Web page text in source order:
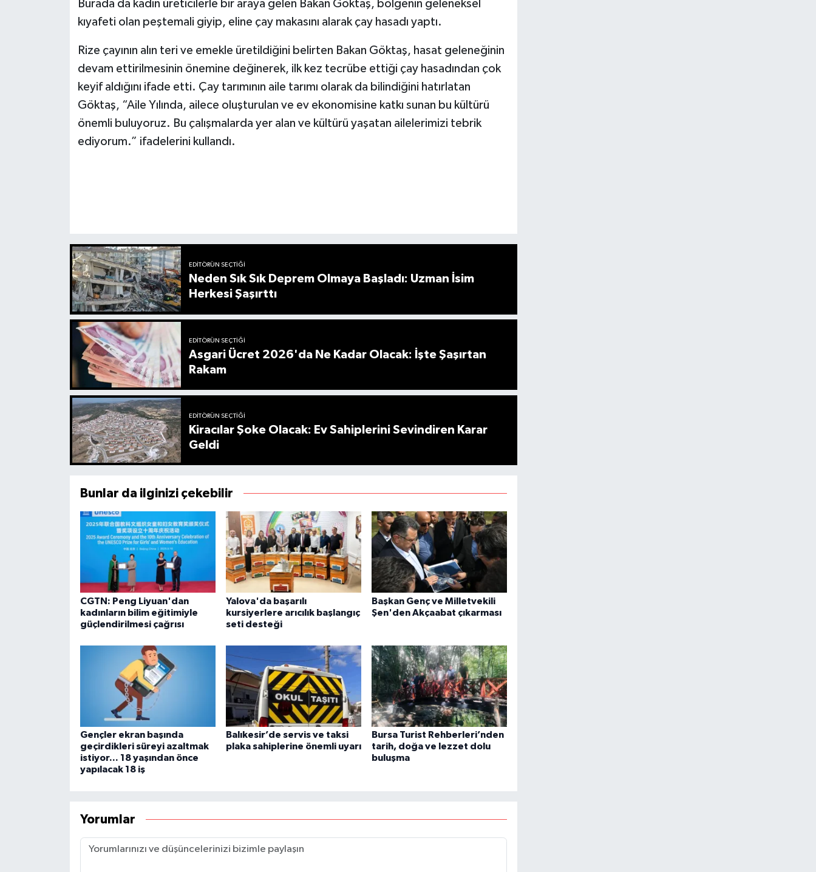
Burada da kadın üreticilerle bir araya gelen Bakan Göktaş, bölgenin geleneksel
kıyafeti olan peştemali giyip, eline çay makasını alarak çay hasadı yaptı.
Rize çayının alın teri ve emekle üretildiğini belirten Bakan Göktaş, hasat geleneğinin
devam ettirilmesinin önemine değinerek, ilk kez tecrübe ettiği çay hasadından çok
keyif aldığını ifade etti. Çay tarımının aile tarımı olarak da bilindiğini hatırlatan
Göktaş, “Aile Yılında, ailece oluşturulan ve ev ekonomisine katkı sunan bu kültürü
önemli buluyoruz. Bu çalışmalarda yer alan ve kültürü yaşatan ailelerimizi tebrik
ediyorum.” ifadelerini kullandı.
EDITÖRÜN SEÇTIĞI
Neden Sık Sık Deprem Olmaya Başladı: Uzman İsim
Herkesi Şaşırttı
EDITÖRÜN SEÇTIĞI
Asgari Ücret 2026'da Ne Kadar Olacak: İşte Şaşırtan
Rakam
EDITÖRÜN SEÇTIĞI
Kiracılar Şoke Olacak: Ev Sahiplerini Sevindiren Karar
Geldi
Bunlar da ilginizi çekebilir
CGTN: Peng Liyuan'dan
kadınların bilim eğitimiyle
güçlendirilmesi çağrısı
Yalova'da başarılı
kursiyerlere arıcılık başlangıç
seti desteği
Başkan Genç ve Milletvekili
Şen'den Akçaabat çıkarması
Gençler ekran başında
geçirdikleri süreyi azaltmak
istiyor... 18 yaşından önce
yapılacak 18 iş
Balıkesir’de servis ve taksi
plaka sahiplerine önemli uyarı
Bursa Turist Rehberleri’nden
tarih, doğa ve lezzet dolu
buluşma
Yorumlar